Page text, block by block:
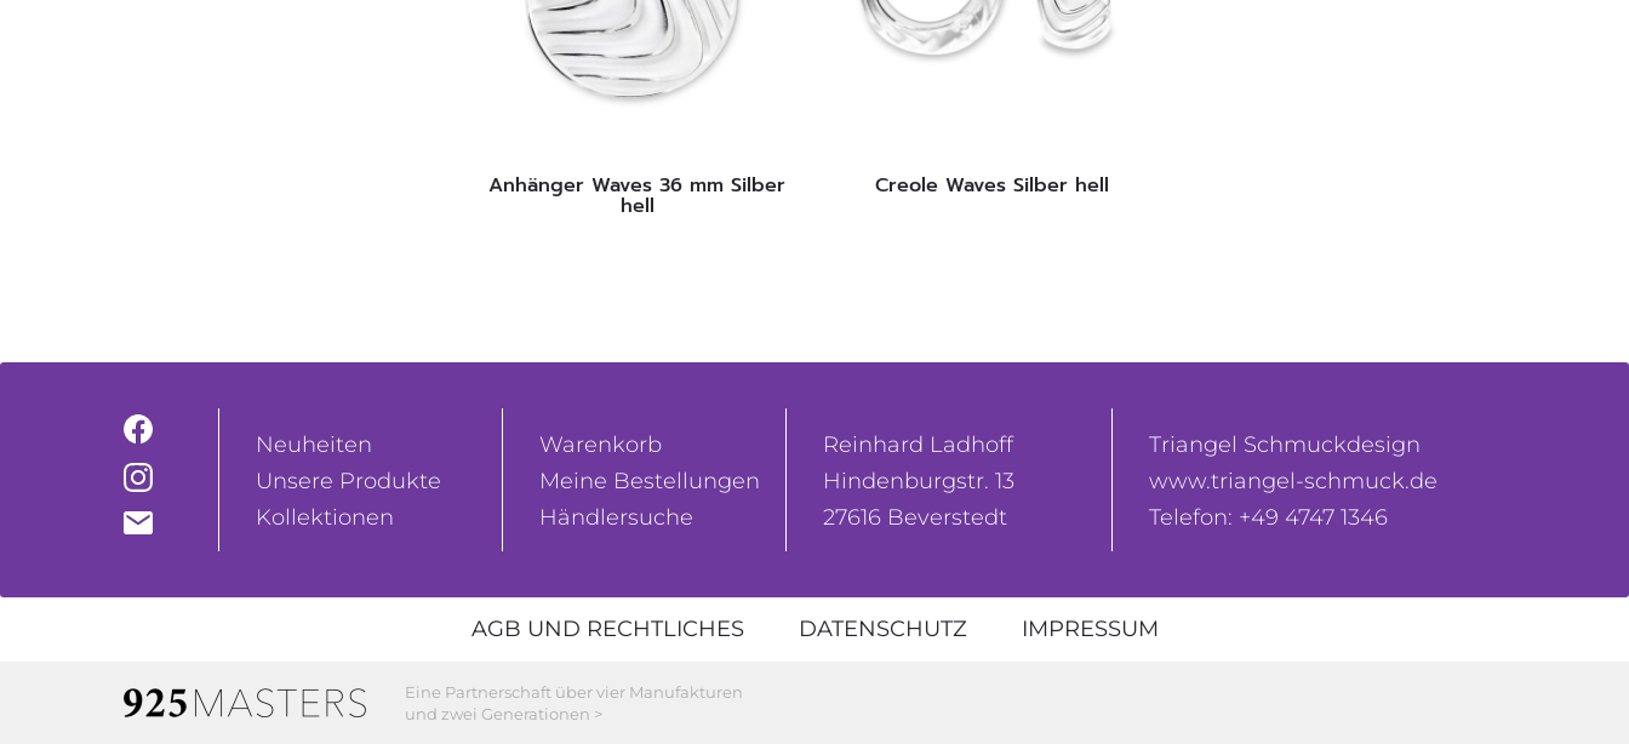
Anhänger Waves 36 mm Silber
hell
Creole Waves Silber hell
Neuheiten
Unsere Produkte
Kollektionen
Warenkorb
Meine Bestellungen
Händlersuche
Reinhard Ladhoff
Hindenburgstr. 13
27616 Beverstedt
Triangel Schmuckdesign
www.triangel-schmuck.de
Telefon: +49 4747 1346
AGB UND RECHTLICHES DATENSCHUTZ IMPRESSUM
Eine Partnerschaft über vier Manufakturen
und zwei Generationen >